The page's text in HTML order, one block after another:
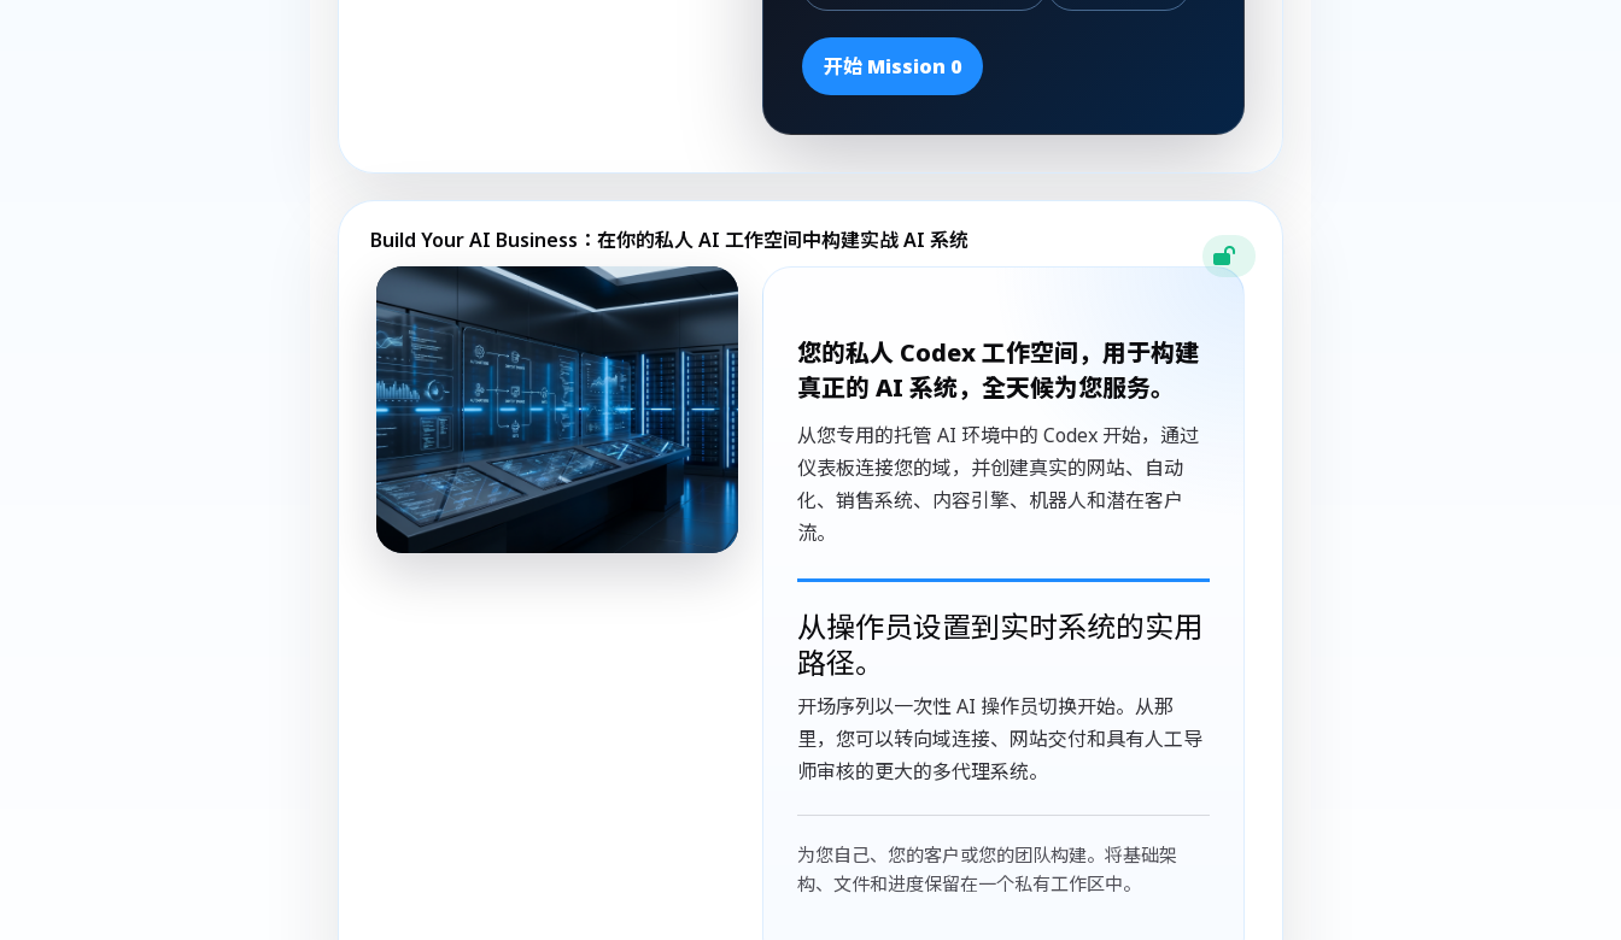
开始 Mission 0
Build Your AI Business：在你的私人 AI 工作空间中构建实战 AI 系统
您的私人 Codex 工作空间，用于构建
真正的 AI 系统，全天候为您服务。
从您专用的托管 AI 环境中的 Codex 开始，通过
仪表板连接您的域，并创建真实的网站、自动
化、销售系统、内容引擎、机器人和潜在客户
流。
从操作员设置到实时系统的实用
路径。
开场序列以一次性 AI 操作员切换开始。从那
里，您可以转向域连接、网站交付和具有人工导
师审核的更大的多代理系统。
为您自己、您的客户或您的团队构建。将基础架
构、文件和进度保留在一个私有工作区中。